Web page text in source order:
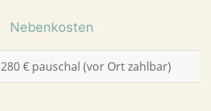
Nebenkosten
280 € pauschal (vor Ort zahlbar)